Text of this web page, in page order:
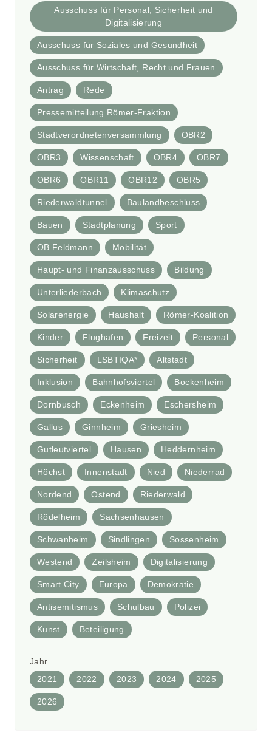
Ausschuss für Personal, Sicherheit und
Digitalisierung
Ausschuss für Soziales und Gesundheit
Ausschuss für Wirtschaft, Recht und Frauen
Antrag Rede
Pressemitteilung Römer-Fraktion
Stadtverordnetenversammlung OBR2
OBR3 Wissenschaft OBR4 OBR7
OBR6 OBR11 OBR12 OBR5
Riederwaldtunnel Baulandbeschluss
Bauen Stadtplanung Sport
OB Feldmann Mobilität
Haupt- und Finanzausschuss Bildung
Unterliederbach Klimaschutz
Solarenergie Haushalt Römer-Koalition
Kinder Flughafen Freizeit Personal
Sicherheit LSBTIQA* Altstadt
Inklusion Bahnhofsviertel Bockenheim
Dornbusch Eckenheim Eschersheim
Gallus Ginnheim Griesheim
Gutleutviertel Hausen Heddernheim
Höchst Innenstadt Nied Niederrad
Nordend Ostend Riederwald
Rödelheim Sachsenhausen
Schwanheim Sindlingen Sossenheim
Westend Zeilsheim Digitalisierung
Smart City Europa Demokratie
Antisemitismus Schulbau Polizei
Kunst Beteiligung
Jahr
2021
2022 2023 2024 2025
2026